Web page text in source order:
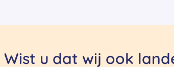
Wist u dat wij ook